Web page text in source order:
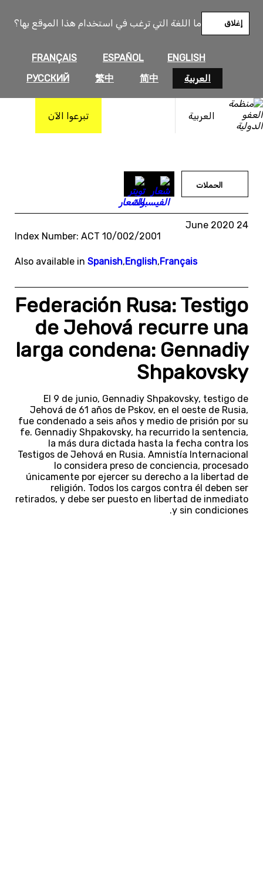
ما اللغة التي ترغب في استخدام هذا الموقع بها؟
ENGLISH
ESPAÑOL
FRANÇAIS
العربية
简中
繁中
РУССКИЙ
إغلاق
العربية تبرعوا الآن
المحتوى
الحملات
24 June 2020
Index Number: ACT 10/002/2001
Also available in Spanish,English,Français
Federación Rusa: Testigo
de Jehová recurre una
larga condena: Gennadiy
Shpakovsky
El 9 de junio, Gennadiy Shpakovsky, testigo de
Jehová de 61 años de Pskov, en el oeste de Rusia,
fue condenado a seis años y medio de prisión por su
fe. Gennadiy Shpakovsky, ha recurrido la sentencia,
la más dura dictada hasta la fecha contra los
Testigos de Jehová en Rusia. Amnistía Internacional
lo considera preso de conciencia, procesado
únicamente por ejercer su derecho a la libertad de
religión. Todos los cargos contra él deben ser
retirados, y debe ser puesto en libertad de inmediato
y sin condiciones.